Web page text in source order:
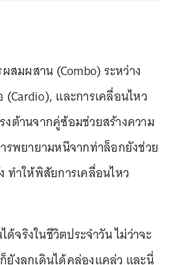
สมผสาน (Combo) ระหว่าง
(Cardio), และการเคลื่อนไหว
ต้านจากคู่ซ้อมช่วยสร้างความ
รพยายามหนีจากท่าล็อกยังช่วย
ทำให้พิสัยการเคลื่อนไหว
จริงในชีวิตประจำวัน ไม่ว่าจะ
ยังลุกเดินได้คล่องแคล่ว และนี่